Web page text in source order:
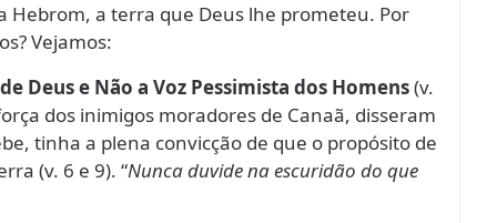
Hebrom, a terra que Deus lhe prometeu. Por
Vejamos:
Deus e Não a Voz Pessimista dos Homens(v.
dos inimigos moradores de Canaã, disseram
tinha a plena convicção de que o propósito de
(v. 6 e 9). “Nunca duvide na escuridão do que